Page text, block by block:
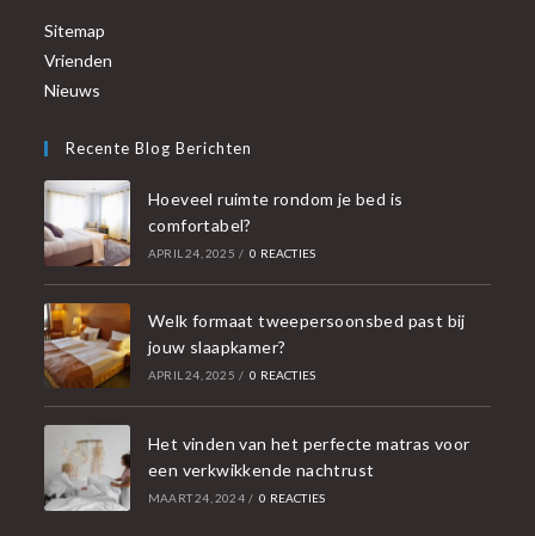
Sitemap
Vrienden
Nieuws
Recente Blog Berichten
Hoeveel ruimte rondom je bed is
comfortabel?
APRIL 24, 2025 / 0 REACTIES
Welk formaat tweepersoonsbed past bij
jouw slaapkamer?
APRIL 24, 2025 / 0 REACTIES
Het vinden van het perfecte matras voor
een verkwikkende nachtrust
MAART 24, 2024 / 0 REACTIES